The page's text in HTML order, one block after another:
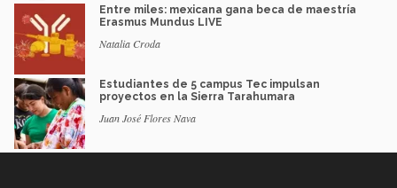
Entre miles: mexicana gana beca de maestría
Erasmus Mundus LIVE
Natalia Croda
Estudiantes de 5 campus Tec impulsan
proyectos en la Sierra Tarahumara
Juan José Flores Nava